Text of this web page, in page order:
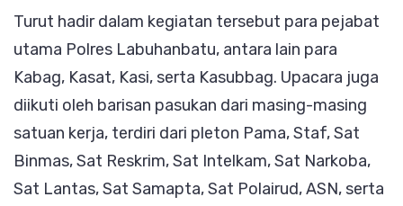
Turut hadir dalam kegiatan tersebut para pejabat
utama Polres Labuhanbatu, antara lain para
Kabag, Kasat, Kasi, serta Kasubbag. Upacara juga
diikuti oleh barisan pasukan dari masing-masing
satuan kerja, terdiri dari pleton Pama, Staf, Sat
Binmas, Sat Reskrim, Sat Intelkam, Sat Narkoba,
Sat Lantas, Sat Samapta, Sat Polairud, ASN, serta